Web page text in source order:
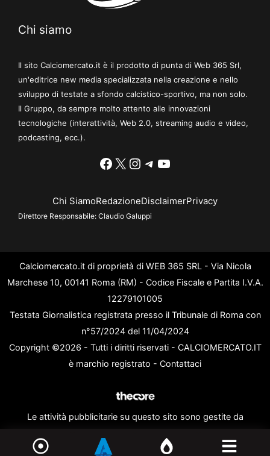
Chi siamo
Il sito Calciomercato.it è il prodotto di punta di Web 365 Srl,
un'editrice new media specializzata nella creazione e nello
sviluppo di testate a sfondo calcistico-sportivo, ma non solo.
Il Gruppo, da sempre molto attento alle innovazioni
tecnologiche (interattività, Web 2.0, streaming audio e video,
podcasting, ecc.).
Facebook
X Instagram
Telegram
YouTube
Chi SiamoRedazioneDisclaimerPrivacy
Direttore Responsabile: Claudio Galuppi
Calciomercato.it di proprietà di WEB 365 SRL - Via Nicola
Marchese 10, 00141 Roma (RM) - Codice Fiscale e Partita I.V.A.
12279101005
Testata Giornalistica registrata presso il Tribunale di Roma con
n°57/2024 del 11/04/2024
Copyright ©2026 - Tutti i diritti riservati - CALCIOMERCATO.IT
è marchio registrato - Contattaci
Le attività pubblicitarie su questo sito sono gestite da